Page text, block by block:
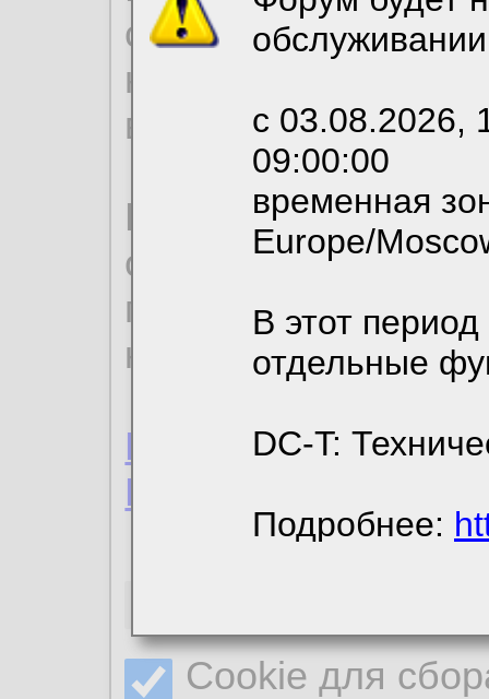
с 03.08.2026,
09:00:00
временная
Europe/
В этот
отдельные
DC-T:
Подробнее:
согласие на
необходимых для
вы можете
По
ознакомиться с
пользовательским
Пользовательское
Политика
Cookie для